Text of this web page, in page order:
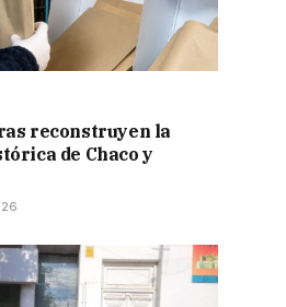
reconstruyen la
de Chaco y